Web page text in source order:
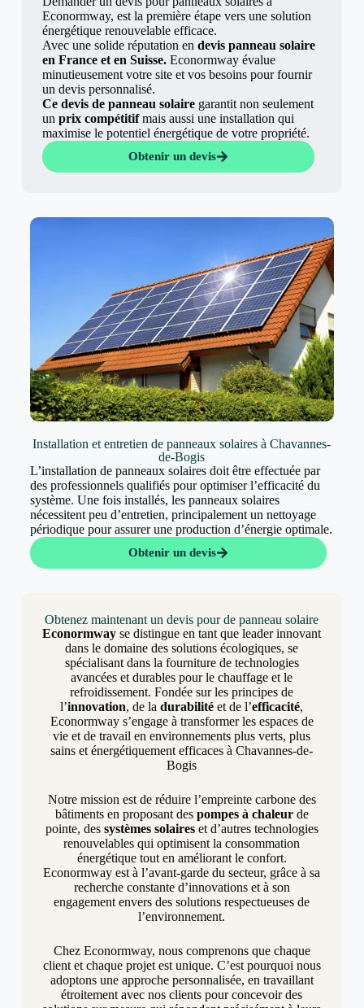
Econormway, est la première étape vers une solution
énergétique renouvelable efficace.
Avec une solide réputation en devis panneau solaire
en France et en Suisse.Econormway évalue
minutieusement votre site et vos besoins pour fournir
un devis personnalisé.
Ce devis de panneau solairegarantit non seulement
un prix compétitifmais aussi une installation qui
maximise le potentiel énergétique de votre propriété.
Obtenir un devis
Installation et entretien de panneaux solaires à Chavannes-
de-Bogis
L’installation de panneaux solaires doit être effectuée par
des professionnels qualifiés pour optimiser l’efficacité du
système. Une fois installés, les panneaux solaires
nécessitent peu d’entretien, principalement un nettoyage
périodique pour assurer une production d’énergie optimale.
Obtenir un devis
Obtenez maintenant un devis pour de panneau solaire
Econormway se distingue en tant que leader innovant
dans le domaine des solutions écologiques, se
spécialisant dans la fourniture de technologies
avancées et durables pour le chauffage et le
refroidissement. Fondée sur les principes de
l’innovation, de ladurabilité et de l’efficacité,
Econormway s’engage à transformer les espaces de
vie et de travail en environnements plus verts, plus
sains et énergétiquement efficaces à Chavannes-de-
Bogis
Notre mission est de réduire l’empreinte carbone des
bâtiments en proposant des pompes à chaleurde
pointe, des systèmes solaireset d’autres technologies
renouvelables qui optimisent la consommation
énergétique tout en améliorant le confort.
Econormway est à l’avant-garde du secteur, grâce à sa
recherche constante d’innovations et à son
engagement envers des solutions respectueuses de
l’environnement.
Chez Econormway, nous comprenons que chaque
client et chaque projet est unique. C’est pourquoi nous
adoptons une approche personnalisée, en travaillant
étroitement avec nos clients pour concevoir des